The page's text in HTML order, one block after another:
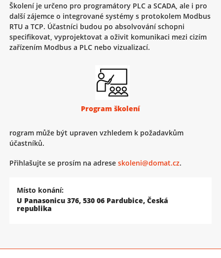
Školení je určeno pro programátory PLC a SCADA, ale i pro
další zájemce o integrované systémy s protokolem Modbus
RTU a TCP. Účastníci budou po absolvování schopni
specifikovat, vyprojektovat a oživit komunikaci mezi cizím
zařízením Modbus a PLC nebo vizualizací.
Program školení
rogram může být upraven vzhledem k požadavkům
účastníků.
Přihlašujte se prosím na adrese skoleni@domat.cz.
Místo konání:
U Panasonicu 376, 530 06 Pardubice, Česká
republika